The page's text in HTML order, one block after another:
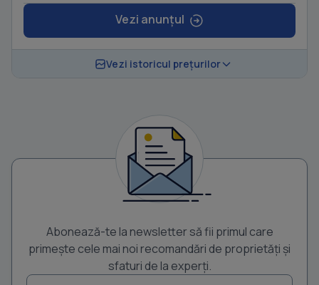
Vezi anunțul
Vezi istoricul prețurilor
Abonează-te la newsletter să fii primul care
primește cele mai noi recomandări de proprietăți și
sfaturi de la experți.